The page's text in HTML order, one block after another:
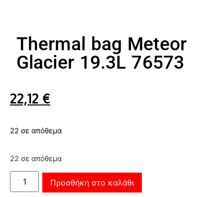
Thermal bag Meteor
Glacier 19.3L 76573
22,12 €
22 σε απόθεμα
22 σε απόθεμα
Προσθήκη στο καλάθι